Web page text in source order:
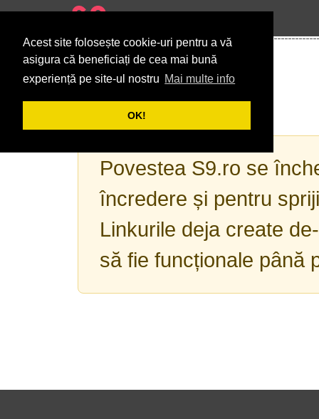
Acest site folosește cookie-uri pentru a vă
asigura că beneficiați de cea mai bună
experiență pe site-ul nostru Mai multe info
OK!
Povestea S9.ro se
încredere și pentru
Linkurile deja create
să fie funcționale până